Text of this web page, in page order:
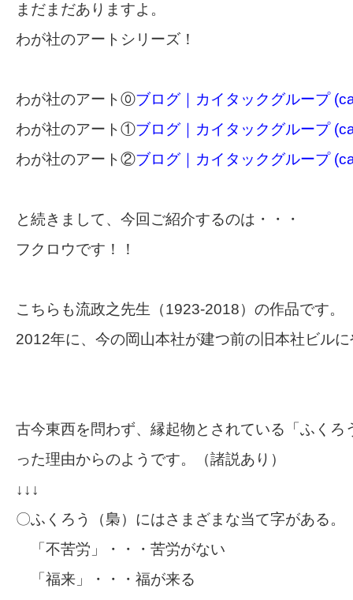
まだまだありますよ。
わが社のアートシリーズ！
わが社のアート⓪ブログ｜カイタックグループ
わが社のアート①ブログ｜カイタックグループ
わが社のアート②ブログ｜カイタックグループ
と続きまして、今回ご紹介するのは・・・
フクロウです！！
こちらも流政之先生（1923-2018）の作品です。
2012年に、今の岡山本社が建つ前の旧本社ビル
古今東西を問わず、縁起物とされている「ふくろ
った理由からのようです。（諸説あり）
↓↓↓
〇ふくろう（梟）にはさまざまな当て字がある。
「不苦労」・・・苦労がない
「福来」・・・福が来る